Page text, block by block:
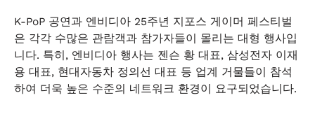
K-PoP 공연과 엔비디아 25주년 지포스 게이머 페스티벌
은 각각 수많은 관람객과 참가자들이 몰리는 대형 행사입
니다. 특히, 엔비디아 행사는 젠슨 황 대표, 삼성전자 이재
용 대표, 현대자동차 정의선 대표 등 업계 거물들이 참석
하여 더욱 높은 수준의 네트워크 환경이 요구되었습니다.